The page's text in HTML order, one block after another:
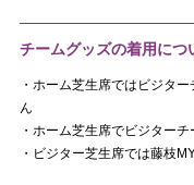
チームグッズの着用につ
・ホーム芝生席ではビジタ
ん
・ホーム芝生席でビジター
・ビジター芝生席では藤枝